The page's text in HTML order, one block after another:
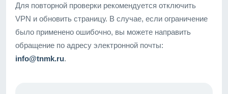
Для повторной проверки рекомендуется отключить
VPN и обновить страницу. В случае, если ограничение
было применено ошибочно, вы можете направить
обращение по адресу электронной почты:
info@tnmk.ru.